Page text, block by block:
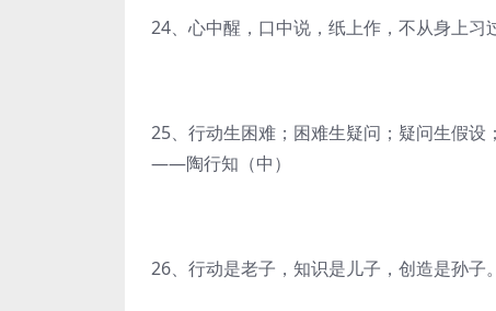
24、心中醒，口中说，纸上作，不从身上
25、行动生困难；困难生疑问；疑问生假
——陶行知（中）
26、行动是老子，知识是儿子，创造是孙